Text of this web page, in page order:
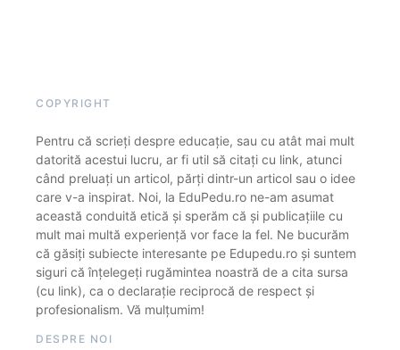
COPYRIGHT
Pentru că scrieți despre educație, sau cu atât mai mult
datorită acestui lucru, ar fi util să citați cu link, atunci
când preluați un articol, părți dintr-un articol sau o idee
care v-a inspirat. Noi, la EduPedu.ro ne-am asumat
această conduită etică și sperăm că și publicațiile cu
mult mai multă experiență vor face la fel. Ne bucurăm
că găsiți subiecte interesante pe Edupedu.ro și suntem
siguri că înțelegeți rugămintea noastră de a cita sursa
(cu link), ca o declarație reciprocă de respect și
profesionalism. Vă mulțumim!
DESPRE NOI